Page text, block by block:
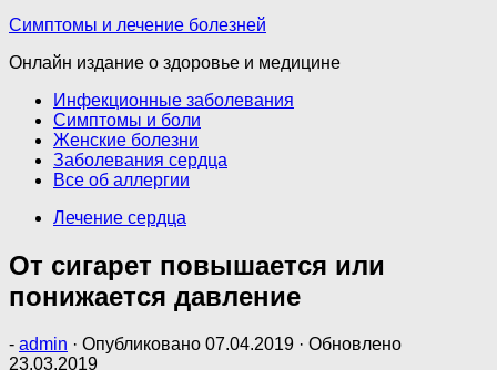
Симптомы и лечение болезней
Онлайн издание о здоровье и медицине
Инфекционные заболевания
Симптомы и боли
Женские болезни
Заболевания сердца
Все об аллергии
Лечение сердца
От сигарет повышается или
понижается давление
- admin · Опубликовано 07.04.2019 · Обновлено
23.03.2019